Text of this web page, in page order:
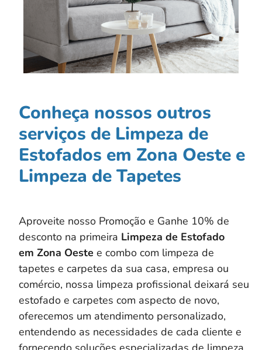
Conheça nossos outros
serviços de Limpeza de
Estofados em Zona Oeste e
Limpeza de Tapetes
Aproveite nosso Promoção e Ganhe 10% de
desconto na primeira Limpeza de Estofado
em Zona Oeste e combo com limpeza de
tapetes e carpetes da sua casa, empresa ou
comércio, nossa limpeza profissional deixará seu
estofado e carpetes com aspecto de novo,
oferecemos um atendimento personalizado,
entendendo as necessidades de cada cliente e